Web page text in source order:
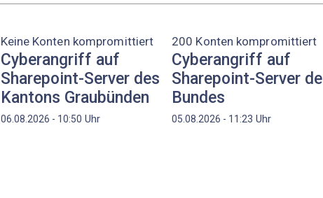
Keine Konten kompromittiert
Cyberangriff auf
Sharepoint-Server des
Kantons Graubünden
06.08.2026 - 10:50 Uhr
200 Konten kompromittiert
Cyberangriff auf
Sharepoint-Server
Bundes
05.08.2026 - 11:23 Uhr